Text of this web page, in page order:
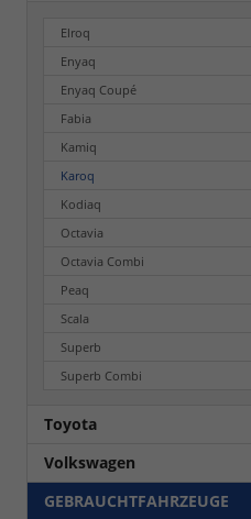
Elroq
Enyaq
Enyaq Coupé
Fabia
Kamiq
Karoq
Kodiaq
Octavia
Octavia Combi
Peaq
Scala
Superb
Superb Combi
Toyota
Volkswagen
GEBRAUCHTFAHRZEUGE